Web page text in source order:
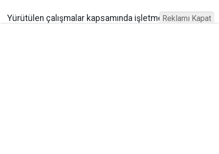
Yürütülen çalışmalar kapsamında işletmelerde sağlık
Reklamı Kapat